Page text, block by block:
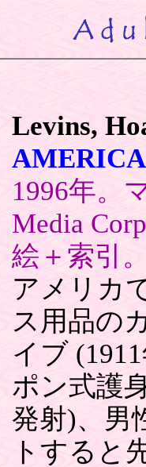
Levins,
1996年。
Media
絵＋索引
アメリカ
ス用品の
イブ
ポン式護
発射)、男
トすると